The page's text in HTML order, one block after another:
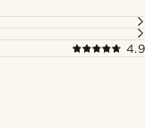
4.9